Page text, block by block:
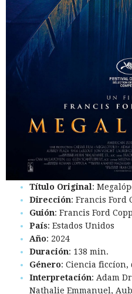
Título Original:
Dirección: Francis Ford
Guión: Francis Ford
País: Estados Unidos
Año: 2024
Duración: 138 min.
Género: Ciencia ficcíon,
Interpretación: Adam
Nathalie Emmanuel,